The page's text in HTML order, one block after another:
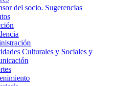
del socio. Sugerencias
Culturales y Sociales y